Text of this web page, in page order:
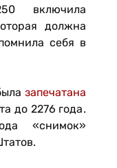
включила
должна
себя в
запечатана
до 2276 года.
«снимок»